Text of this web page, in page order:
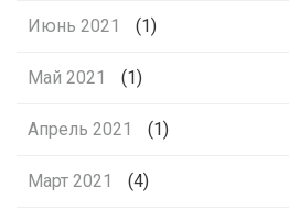
Июнь 2021 (1)
Май 2021 (1)
Апрель 2021 (1)
Март 2021 (4)